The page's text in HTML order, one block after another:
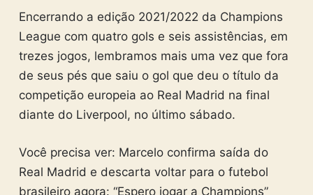
Encerrando a edição 2021/2022 da Champions
League com quatro gols e seis assistências, em
trezes jogos, lembramos mais uma vez que fora
de seus pés que saiu o gol que deu o título da
competição europeia ao Real Madrid na final
diante do Liverpool, no último sábado.
Você precisa ver: Marcelo confirma saída do
Real Madrid e descarta voltar para o futebol
brasileiro agora: “Espero jogar a Champions”